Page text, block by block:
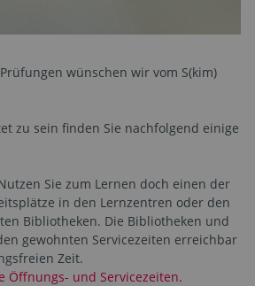
wünschen wir vom S(kim)
zu sein finden Sie nachfolgend einige
Sie zum Lernen doch einen der
in den Lernzentren oder den
Bibliotheken. Die Bibliotheken und
gewohnten Servicezeiten erreichbar
Zeit.
Öffnungs- und Servicezeiten.